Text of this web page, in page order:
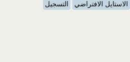
الاستايل الافتراضي
التسجيل